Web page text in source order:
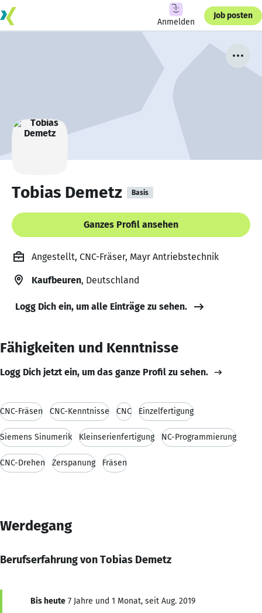
Anmelden
Job posten
Tobias Demetz Basis
Ganzes Profil ansehen
Angestellt, CNC-Fräser, Mayr Antriebstechnik
Kaufbeuren, Deutschland
Logg Dich ein, um alle Einträge zu sehen.
Fähigkeiten und Kenntnisse
Logg Dich jetzt ein, um das ganze Profil zu sehen.
CNC-Fräsen CNC-Kenntnisse CNC Einzelfertigung
Siemens Sinumerik Kleinserienfertigung NC-Programmierung
CNC-Drehen Zerspanung Fräsen
Werdegang
Berufserfahrung von Tobias Demetz
Bis heute 7 Jahre und 1 Monat, seit Aug. 2019